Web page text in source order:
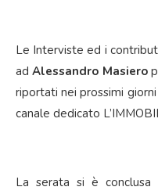
Le Interviste ed i
adAlessandro Masiero
riportati nei prossimi
canale dedicato
La serata si è conclusa